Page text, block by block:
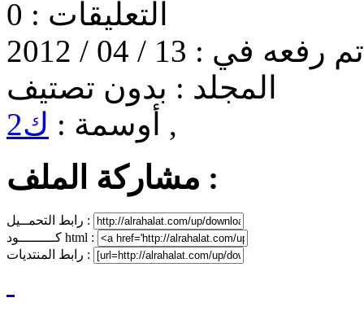
التعليقات : 0
تم رفعه في : 13 / 04 / 2012
المجلد : بدون تصتيف
أوسمة : ك2 ,
مشاركة الملف :
رابط التحمــيل :
كـــــــــود html :
رابط المنتديات :